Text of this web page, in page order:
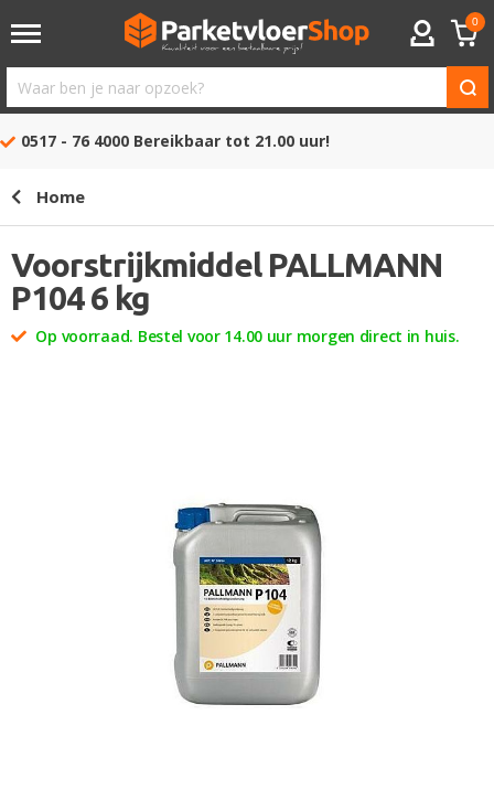
ACCOUNT
0
Waar
ben
opzoek?
0517 - 76 4000 Bereikbaar tot 21.00 uur!
Home
Voorstrijkmiddel PALLMANN
P104 6 kg
Op voorraad. Bestel voor 14.00 uur morgen direct in huis.